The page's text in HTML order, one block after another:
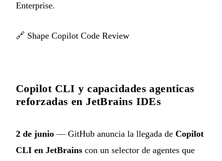
Enterprise.
🔗 Shape Copilot Code Review
Copilot CLI y capacidades agenticas
reforzadas en JetBrains IDEs
2 de junio — GitHub anuncia la llegada de Copilot
CLI en JetBrains con un selector de agentes que